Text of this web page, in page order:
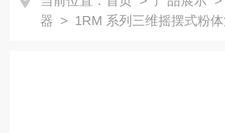
器 > 1RM 系列三维摇摆式粉